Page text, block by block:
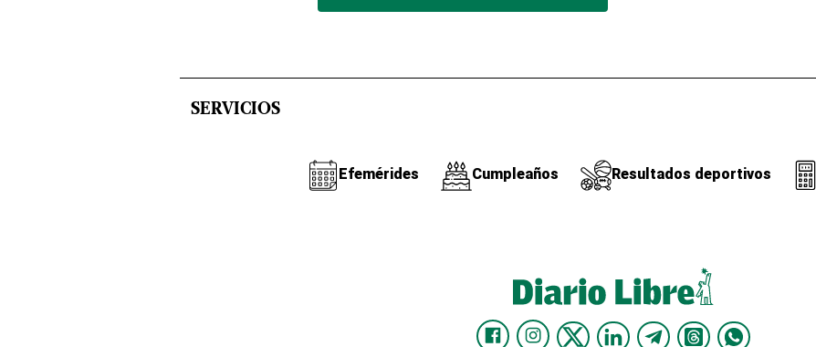
SERVICIOS
Efemérides Cumpleaños Resultados deportivos